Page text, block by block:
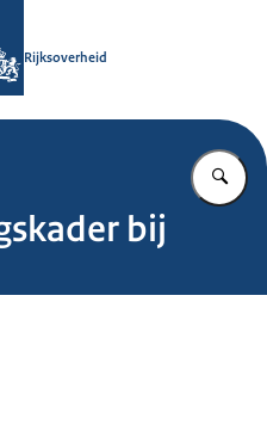
Rijksoverheid
bij